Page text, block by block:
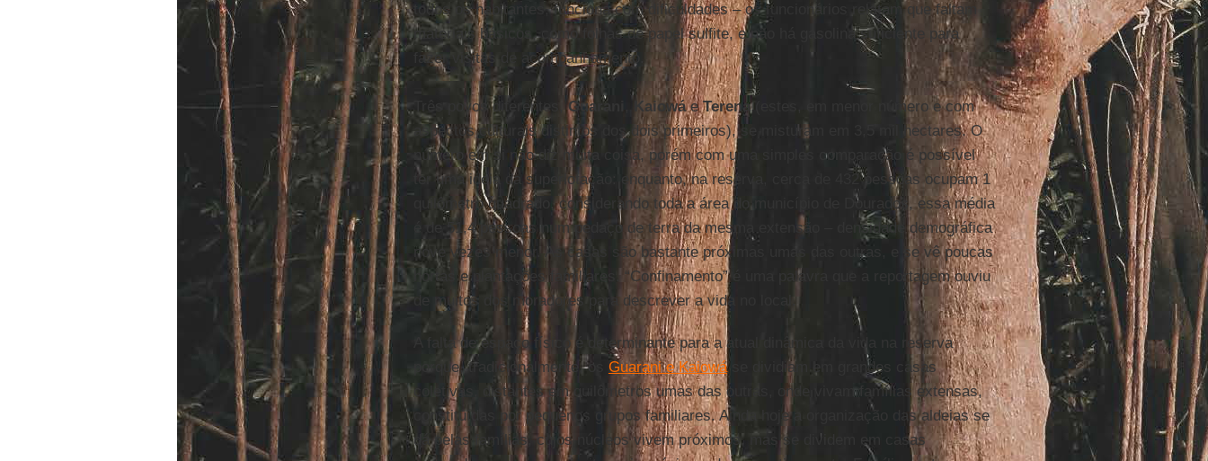
todos os habitantes, funciona com dificuldades – os funcionários relatam que faltam
materiais básicos, como folhas de papel sulfite, e não há gasolina suficiente para
fazer visitas de acompanhamento.
Três povos diferentes,Guarani KaiowáeTerena(estes, em menor número e com
aspectos culturais distintos dos dois primeiros), se misturam em 3,5 mil hectares. O
número em si não diz muita coisa, porém com uma simples comparação é possível
ter uma ideia da superlotação: enquanto, na reserva, cerca de 432 pessoas ocupam 1
quilômetro quadrado, considerando toda a área do município de Dourados, essa média
é de 51,4 pessoas num pedaço de terra da mesma extensão – densidade demográfica
nove vezes menor. As casas são bastante próximas umas das outras, e se vê poucas
hortas e plantações familiares. “Confinamento” é uma palavra que a reportagem ouviu
de muitos dos moradores para descrever a vida no local.
A falta de espaço físico é determinante para a atual dinâmica da vida na reserva
porque, tradicionalmente, os Guarani e Kaiowáse dividiam em grandes casas
coletivas, distantes em quilômetros umas das outras, onde vivam famílias extensas,
constituídas por pequenos grupos familiares. Ainda hoje a organização das aldeias se
dá pelas famílias, cujos núcleos vivem próximos, mas se dividem em casas